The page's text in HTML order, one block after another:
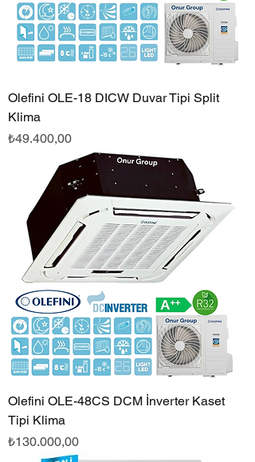
Olefini OLE-18 DICW Duvar Tipi Split
Klima
Fiyat
₺49.400,00
Olefini OLE-48CS DCM İnverter Kaset
Tipi Klima
Fiyat
₺130.000,00